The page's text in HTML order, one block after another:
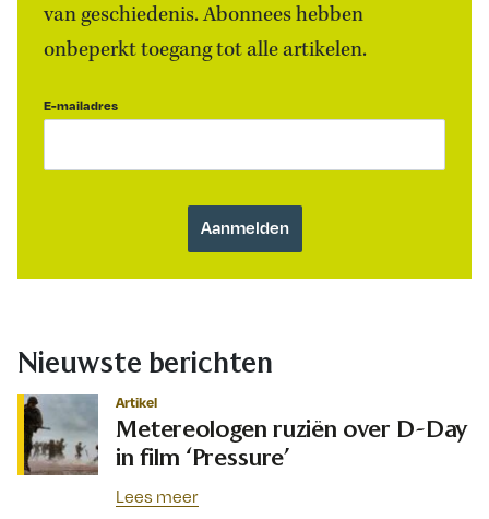
van geschiedenis. Abonnees hebben
onbeperkt toegang tot alle artikelen.
E-mailadres
Nieuwste berichten
Artikel
Metereologen ruziën over D-Day
in film ‘Pressure’
Lees meer